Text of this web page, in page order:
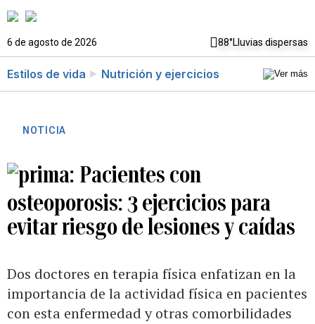
6 de agosto de 2026 88°Lluvias dispersas
Estilos de vida Nutrición y ejercicios
NOTICIA
Pacientes con
osteoporosis: 3 ejercicios para
evitar riesgo de lesiones y caídas
Dos doctores en terapia física enfatizan en la
importancia de la actividad física en pacientes
con esta enfermedad y otras comorbilidades